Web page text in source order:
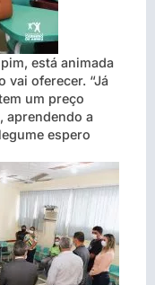
está animada
vai oferecer. “Já
um preço
aprendendo a
espero